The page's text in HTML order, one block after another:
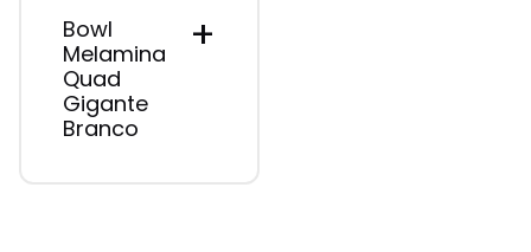
Bowl
Melamina
Quad
Gigante
Branco
+